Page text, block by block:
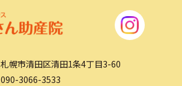
札幌市清田区清田1条4丁目3-60
090-3066-3533